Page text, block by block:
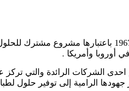
أوروبا وأمريكا .
الرامية إلى توفير حلول